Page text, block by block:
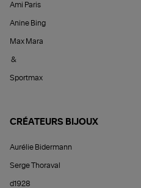
Ami Paris
Anine Bing
Max Mara
&
Sportmax
CRÉATEURS BIJOUX
Aurélie Bidermann
Serge Thoraval
d1928